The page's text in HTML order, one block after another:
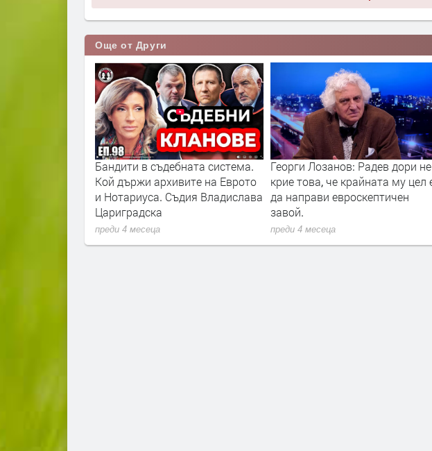
Още от Други
Георги Лозанов: Радев дори не
крие това, че крайната му цел е
да направи евроскептичен
завой.
преди 4 месеца
Версии за убийствата в случая
"Петрохан"
преди 5 месеца